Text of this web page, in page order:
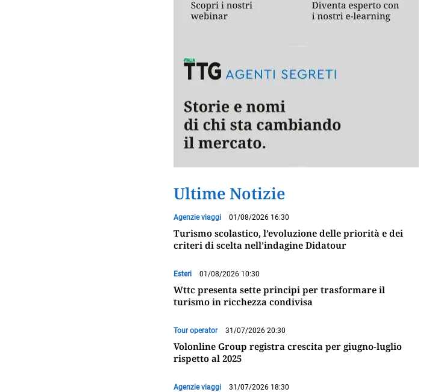
Ultime Notizie
Agenzie viaggi 01/08/2026 16:30
Turismo scolastico, l’evoluzione delle priorità e dei
criteri di scelta nell’indagine Didatour
Esteri 01/08/2026 10:30
Wttc presenta sette principi per trasformare il
turismo in ricchezza condivisa
Tour operator 31/07/2026 20:30
Volonline Group registra crescita per giugno-luglio
rispetto al 2025
Agenzie viaggi 31/07/2026 18:30